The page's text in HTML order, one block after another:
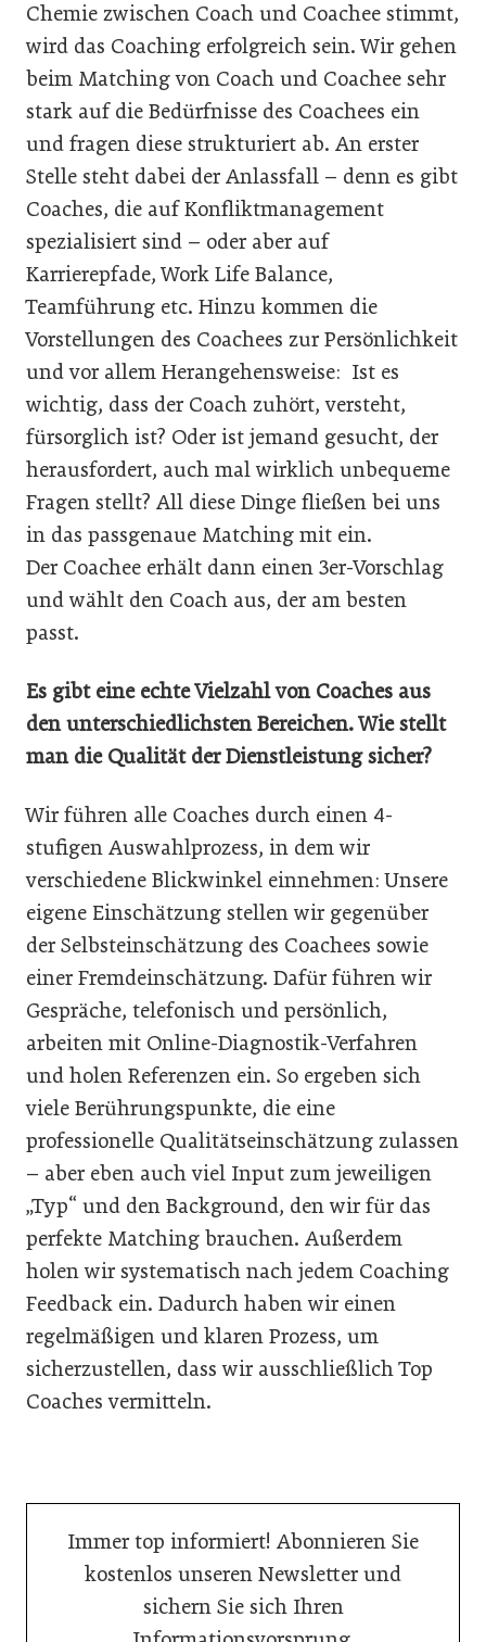
Chemie zwischen Coach und Coachee stimmt,
wird das Coaching erfolgreich sein. Wir gehen
beim Matching von Coach und Coachee sehr
stark auf die Bedürfnisse des Coachees ein
und fragen diese strukturiert ab. An erster
Stelle steht dabei der Anlassfall – denn es gibt
Coaches, die auf Konfliktmanagement
spezialisiert sind – oder aber auf
Karrierepfade, Work Life Balance,
Teamführung etc. Hinzu kommen die
Vorstellungen des Coachees zur Persönlichkeit
und vor allem Herangehensweise: Ist es
wichtig, dass der Coach zuhört, versteht,
fürsorglich ist? Oder ist jemand gesucht, der
herausfordert, auch mal wirklich unbequeme
Fragen stellt? All diese Dinge fließen bei uns
in das passgenaue Matching mit ein.
Der Coachee erhält dann einen 3er-Vorschlag
und wählt den Coach aus, der am besten
passt.
Es gibt eine echte Vielzahl von Coaches aus
den unterschiedlichsten Bereichen. Wie stellt
man die Qualität der Dienstleistung sicher?
Wir führen alle Coaches durch einen 4-
stufigen Auswahlprozess, in dem wir
verschiedene Blickwinkel einnehmen: Unsere
eigene Einschätzung stellen wir gegenüber
der Selbsteinschätzung des Coachees sowie
einer Fremdeinschätzung. Dafür führen wir
Gespräche, telefonisch und persönlich,
arbeiten mit Online-Diagnostik-Verfahren
und holen Referenzen ein. So ergeben sich
viele Berührungspunkte, die eine
professionelle Qualitätseinschätzung zulassen
– aber eben auch viel Input zum jeweiligen
„Typ“ und den Background, den wir für das
perfekte Matching brauchen. Außerdem
holen wir systematisch nach jedem Coaching
Feedback ein. Dadurch haben wir einen
regelmäßigen und klaren Prozess, um
sicherzustellen, dass wir ausschließlich Top
Coaches vermitteln.
Immer top informiert! Abonnieren Sie
kostenlos unseren Newsletter und
sichern Sie sich Ihren